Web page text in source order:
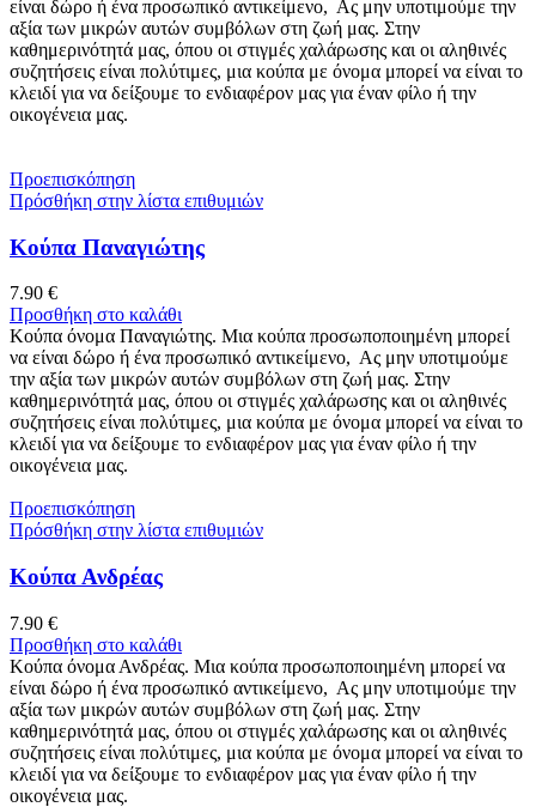
είναι δώρο ή ένα προσωπικό αντικείμενο, Ας μην υποτιμούμε την
αξία των μικρών αυτών συμβόλων στη ζωή μας. Στην
καθημερινότητά μας, όπου οι στιγμές χαλάρωσης και οι αληθινές
συζητήσεις είναι πολύτιμες, μια κούπα με όνομα μπορεί να είναι το
κλειδί για να δείξουμε το ενδιαφέρον μας για έναν φίλο ή την
οικογένεια μας.
Προεπισκόπηση
Πρόσθήκη στην λίστα επιθυμιών
Κούπα Παναγιώτης
7.90 €
Προσθήκη στο καλάθι
Κούπα όνομα Παναγιώτης. Μια κούπα προσωποποιημένη μπορεί
να είναι δώρο ή ένα προσωπικό αντικείμενο, Ας μην υποτιμούμε
την αξία των μικρών αυτών συμβόλων στη ζωή μας. Στην
καθημερινότητά μας, όπου οι στιγμές χαλάρωσης και οι αληθινές
συζητήσεις είναι πολύτιμες, μια κούπα με όνομα μπορεί να είναι το
κλειδί για να δείξουμε το ενδιαφέρον μας για έναν φίλο ή την
οικογένεια μας.
Προεπισκόπηση
Πρόσθήκη στην λίστα επιθυμιών
Κούπα Ανδρέας
7.90 €
Προσθήκη στο καλάθι
Κούπα όνομα Ανδρέας. Μια κούπα προσωποποιημένη μπορεί να
είναι δώρο ή ένα προσωπικό αντικείμενο, Ας μην υποτιμούμε την
αξία των μικρών αυτών συμβόλων στη ζωή μας. Στην
καθημερινότητά μας, όπου οι στιγμές χαλάρωσης και οι αληθινές
συζητήσεις είναι πολύτιμες, μια κούπα με όνομα μπορεί να είναι το
κλειδί για να δείξουμε το ενδιαφέρον μας για έναν φίλο ή την
οικογένεια μας.